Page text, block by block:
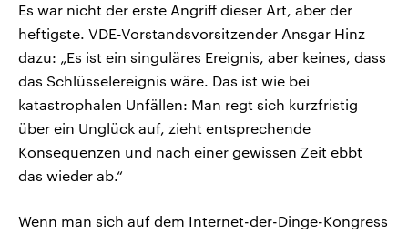
Es war nicht der erste Angriff dieser Art, aber der
heftigste. VDE-Vorstandsvorsitzender Ansgar Hinz
dazu: „Es ist ein singuläres Ereignis, aber keines, dass
das Schlüsselereignis wäre. Das ist wie bei
katastrophalen Unfällen: Man regt sich kurzfristig
über ein Unglück auf, zieht entsprechende
Konsequenzen und nach einer gewissen Zeit ebbt
das wieder ab.“
Wenn man sich auf dem Internet-der-Dinge-Kongress